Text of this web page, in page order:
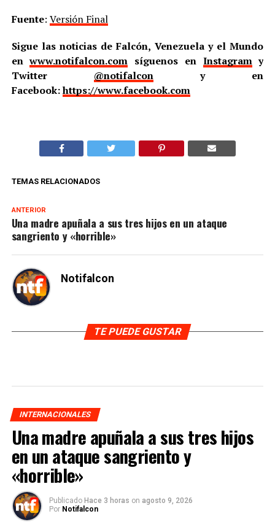
Fuente: Versión Final
Sigue las noticias de Falcón, Venezuela y el Mundo
enwww.notifalcon.com síguenos en Instagramy
Twitter @notifalcony en
Facebook:https://www.facebook.com
TEMAS RELACIONADOS
ANTERIOR
Una madre apuñala a sus tres hijos en un ataque
sangriento y «horrible»
Notifalcon
TE PUEDE GUSTAR
INTERNACIONALES
Una madre apuñala a sus tres hijos
en un ataque sangriento y
«horrible»
Publicado Hace 3 horas on agosto 9, 2026
Por Notifalcon